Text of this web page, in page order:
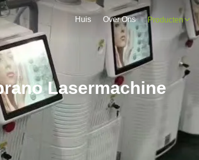
Huis Over Ons Producten
Lasermachine